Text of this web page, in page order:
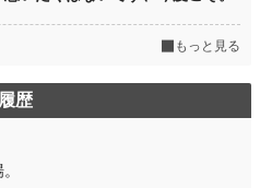
もっと見る
歴